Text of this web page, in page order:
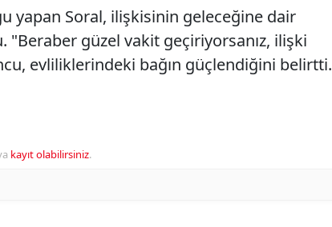
yapan Soral, ilişkisinin geleceğine dair
"Beraber güzel vakit geçiriyorsanız, ilişki
evliliklerindeki bağın güçlendiğini belirtti.
kayıt olabilirsiniz.